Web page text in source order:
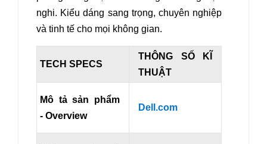
nghi. Kiểu dáng sang trọng, chuyên nghiệp
và tinh tế cho mọi không gian.
TECH SPECS
THÔNG SỐ KĨ
THUẬT
Mô tả sản phẩm
- Overview
Dell.com